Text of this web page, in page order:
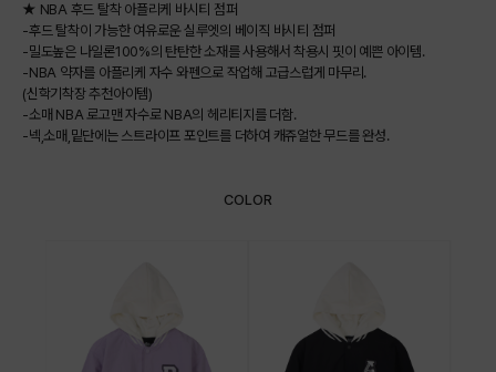
★ NBA 후드 탈착 아플리케 바시티 점퍼
-후드 탈착이 가능한 여유로운 실루엣의 베이직 바시티 점퍼
-밀도높은 나일론100%의 탄탄한 소재를 사용해서 착용시 핏이 예쁜 아이템.
-NBA 약자를 아플리케 자수 와펜으로 작업해 고급스럽게 마무리.
(신학기착장 추천아이템)
-소매 NBA 로고맨 자수로 NBA의 헤리티지를 더함.
-넥,소매,밑단에는 스트라이프 포인트를 더하여 캐쥬얼한 무드를 완성.
COLOR